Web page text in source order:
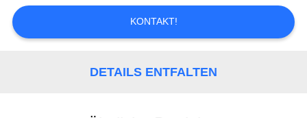
NACHRICHTEN
FORDERN
KONTAKT!
DETAILS ENTFALTEN